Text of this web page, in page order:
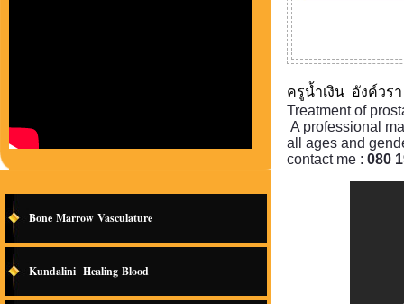
Bone Marrow Vasculature
Kundalini Healing Blood
ครูน้ำเงิน อังค์วรา
Treatment of
A professional
all ages and
contact me : 080